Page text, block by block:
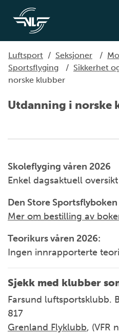
Luftsport / Seksjoner /
Sportsflyging
/ Sikkerhet
norske klubber
Utdanning i norske
Skoleflyging våren 2026
Enkel dagsaktuell
Den Store Sportsflyboken
Mer om bestilling av
Teorikurs våren 2026:
Ingen innrapporterte
Sjekk med klubber
Farsund luftsportsklubb.
817
Grenland Flyklubb, (VFR